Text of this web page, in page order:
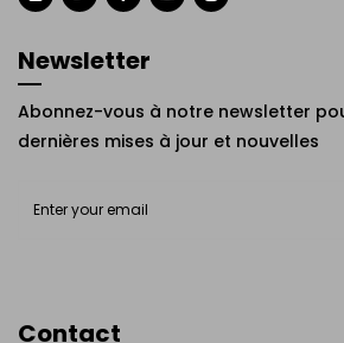
Newsletter
Abonnez-vous à notre newsletter
dernières mises à jour et nouvelles
Contact